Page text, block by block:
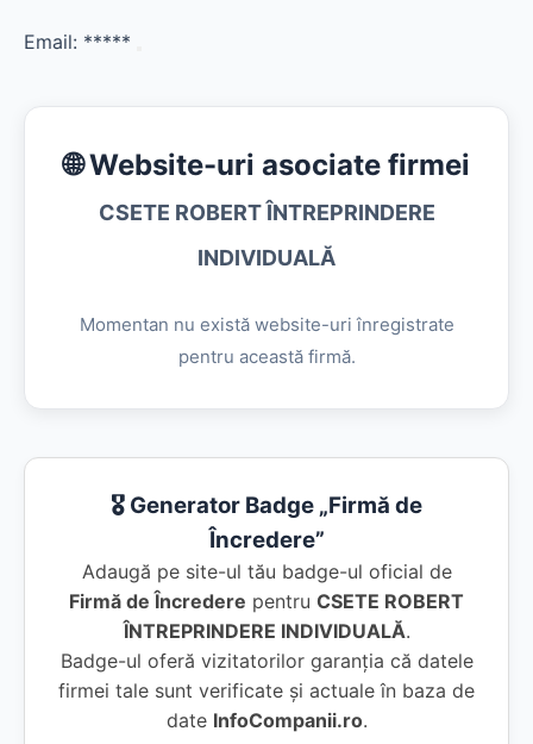
Email: *****
🌐 Website-uri asociate firmei
CSETE ROBERT ÎNTREPRINDERE
INDIVIDUALĂ
Momentan nu există website-uri înregistrate
pentru această firmă.
🎖️ Generator Badge „Firmă de
Încredere”
Adaugă pe site-ul tău badge-ul oficial de
Firmă de Încredere pentru CSETE ROBERT
ÎNTREPRINDERE INDIVIDUALĂ.
Badge-ul oferă vizitatorilor garanția că datele
firmei tale sunt verificate și actuale în baza de
date InfoCompanii.ro.